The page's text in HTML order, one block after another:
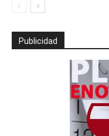
Publicidad